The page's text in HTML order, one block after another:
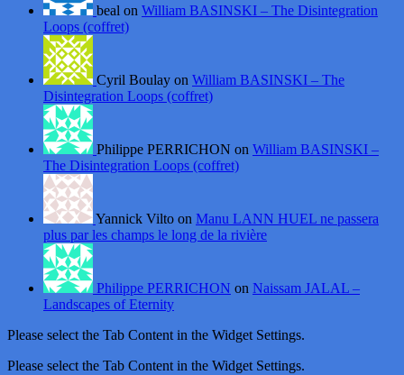
beal on William BASINSKI – The Disintegration
Loops (coffret)
Cyril Boulay on William BASINSKI – The
Disintegration Loops (coffret)
Philippe PERRICHON on William BASINSKI –
The Disintegration Loops (coffret)
Yannick Vilto on Manu LANN HUEL ne passera
plus par les champs le long de la rivière
Philippe PERRICHON on Naissam JALAL –
Landscapes of Eternity
Please select the Tab Content in the Widget Settings.
Please select the Tab Content in the Widget Settings.